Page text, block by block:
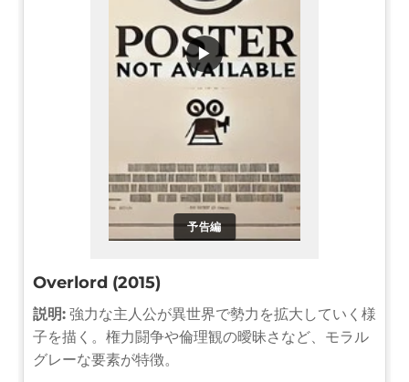
予告編
▶
Overlord (2015)
説明: 強力な主人公が異世界で勢力を拡大していく様
子を描く。権力闘争や倫理観の曖昧さなど、モラル
グレーな要素が特徴。